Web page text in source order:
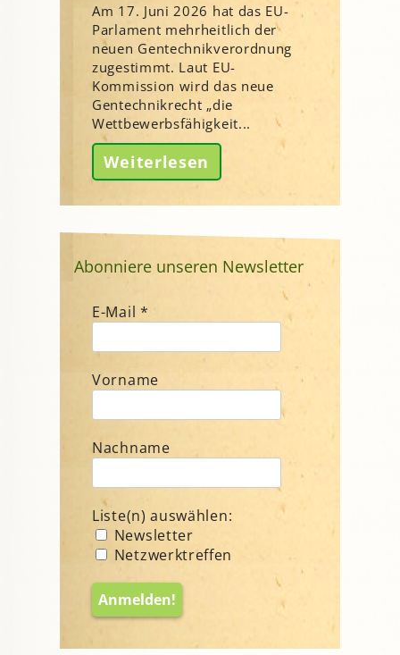
Am 17. Juni 2026 hat das EU-
Parlament mehrheitlich der
neuen Gentechnikverordnung
zugestimmt. Laut EU-
Kommission wird das neue
Gentechnikrecht „die
Wettbewerbsfähigkeit...
Weiterlesen
Abonniere unseren Newsletter
E-Mail *
Vorname
Nachname
Liste(n) auswählen:
Newsletter
Netzwerktreffen